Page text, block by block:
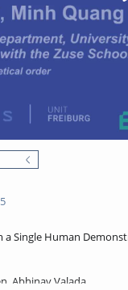
a Single Human
Abhinav Valada